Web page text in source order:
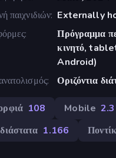
παιχνιδιών Externally
Πρόγραμμα
κινητό,
Android)
Οριζόντια
108 Mobile
1.166